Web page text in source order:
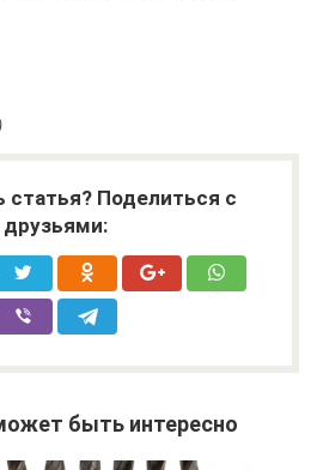
)
статья? Поделиться с
друзьями:
быть интересно